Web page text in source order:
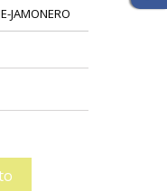
JAMONERO